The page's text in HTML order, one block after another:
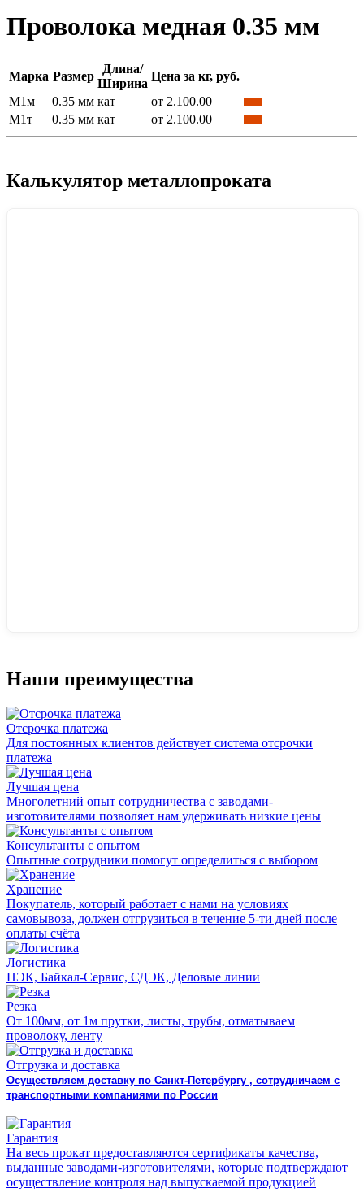
Проволока медная 0.35 мм
Марка Размер
Длина/
Ширина
Цена за кг, руб.
М1м
0.35 мм кат
от 2.100.00
М1т
0.35 мм кат от 2.100.00
Калькулятор металлопроката
Наши преимущества
Отсрочка платежа
Для постоянных клиентов действует система отсрочки
платежа
Лучшая цена
Многолетний опыт сотрудничества с заводами-
изготовителями позволяет нам удерживать низкие цены
Консультанты с опытом
Опытные сотрудники помогут определиться с выбором
Хранение
Покупатель, который работает с нами на условиях
самовывоза, должен отгрузиться в течение 5-ти дней после
оплаты счёта
Логистика
ПЭК, Байкал-Сервис, СДЭК, Деловые линии
Резка
От 100мм, от 1м прутки, листы, трубы, отматываем
проволоку, ленту
Отгрузка и доставка
Осуществляем доставку по Санкт-Петербургу , сотрудничаем с
транспортными компаниями по России
Гарантия
На весь прокат предоставляются сертификаты качества,
выданные заводами-изготовителями, которые подтверждают
осуществление контроля над выпускаемой продукцией